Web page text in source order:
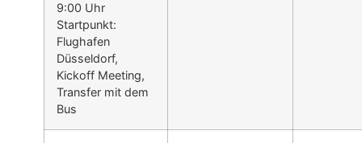
9:00 Uhr
Startpunkt:
Flughafen
Düsseldorf,
Kickoff Meeting,
Transfer mit dem
Bus